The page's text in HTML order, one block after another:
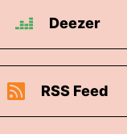
Deezer
RSS Feed